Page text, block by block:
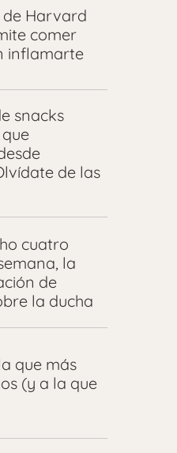
de Harvard
comer
inflamarte
snacks
de las
cuatro
la
de
la ducha
que más
(y a la que